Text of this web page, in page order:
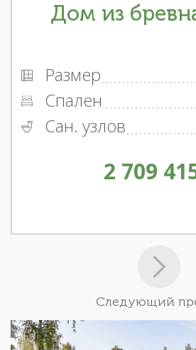
Дом из
Размер
Спален
Сан. узлов
2 709
Следующий